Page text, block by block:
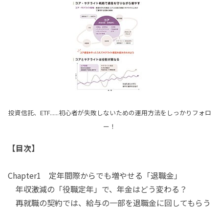
投資信託、ETF......初心者が失敗しないための運用方法をしっかりフォロ
ー！
【目次】
Chapter1 定年間際からでも増やせる「退職金」
年収激減の「役職定年」で、年金はどう変わる？
再就職の契約では、給与の一部を退職金に回してもらう